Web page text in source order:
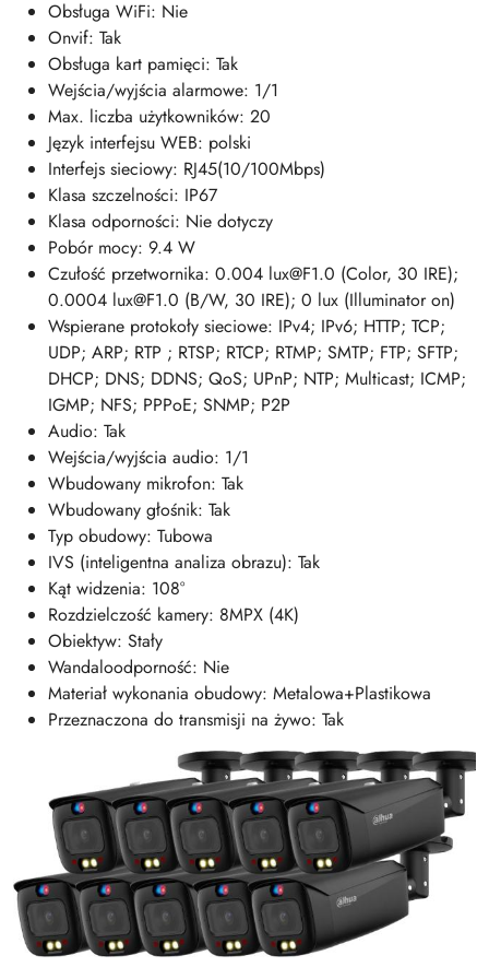
Obsługa WiFi: Nie
Onvif: Tak
Obsługa kart pamięci: Tak
Wejścia/wyjścia alarmowe: 1/1
Max. liczba użytkowników: 20
Język interfejsu WEB: polski
Interfejs sieciowy: RJ45(10/100Mbps)
Klasa szczelności: IP67
Klasa odporności: Nie dotyczy
Pobór mocy: 9.4 W
Czułość przetwornika: 0.004 lux@F1.0 (Color, 30 IRE);
0.0004 lux@F1.0 (B/W, 30 IRE); 0 lux (Illuminator on)
Wspierane protokoły sieciowe: IPv4; IPv6; HTTP; TCP;
UDP; ARP; RTP ; RTSP; RTCP; RTMP; SMTP; FTP; SFTP;
DHCP; DNS; DDNS; QoS; UPnP; NTP; Multicast; ICMP;
IGMP; NFS; PPPoE; SNMP; P2P
Audio: Tak
Wejścia/wyjścia audio: 1/1
Wbudowany mikrofon: Tak
Wbudowany głośnik: Tak
Typ obudowy: Tubowa
IVS (inteligentna analiza obrazu): Tak
Kąt widzenia: 108°
Rozdzielczość kamery: 8MPX (4K)
Obiektyw: Stały
Wandaloodporność: Nie
Materiał wykonania obudowy: Metalowa+Plastikowa
Przeznaczona do transmisji na żywo: Tak